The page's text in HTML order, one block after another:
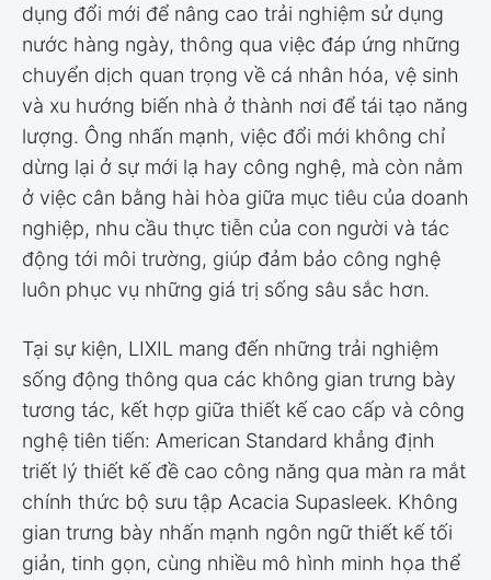
dụng đổi mới để nâng cao trải nghiệm sử dụng
nước hàng ngày, thông qua việc đáp ứng những
chuyển dịch quan trọng về cá nhân hóa, vệ sinh
và xu hướng biến nhà ở thành nơi để tái tạo năng
lượng. Ông nhấn mạnh, việc đổi mới không chỉ
dừng lại ở sự mới lạ hay công nghệ, mà còn nằm
ở việc cân bằng hài hòa giữa mục tiêu của doanh
nghiệp, nhu cầu thực tiễn của con người và tác
động tới môi trường, giúp đảm bảo công nghệ
luôn phục vụ những giá trị sống sâu sắc hơn.
Tại sự kiện, LIXIL mang đến những trải nghiệm
sống động thông qua các không gian trưng bày
tương tác, kết hợp giữa thiết kế cao cấp và công
nghệ tiên tiến: American Standard khẳng định
triết lý thiết kế đề cao công năng qua màn ra mắt
chính thức bộ sưu tập Acacia Supasleek. Không
gian trưng bày nhấn mạnh ngôn ngữ thiết kế tối
giản, tinh gọn, cùng nhiều mô hình minh họa thể